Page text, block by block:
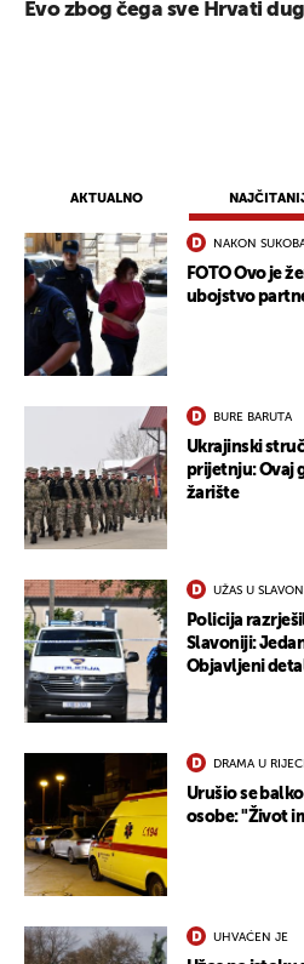
AKTUALNO
NAKON
FOTO Ovo je
ubojstvo
BURE BARUTA
Ukrajinski
prijetnju: Ovaj
žarište
UŽAS U
Policija
Slavoniji:
Objavljeni
DRAMA U RIJECI
Urušio se
osobe: "Život
UHVAĆEN JE
Evo zbog čega sve Hrvati